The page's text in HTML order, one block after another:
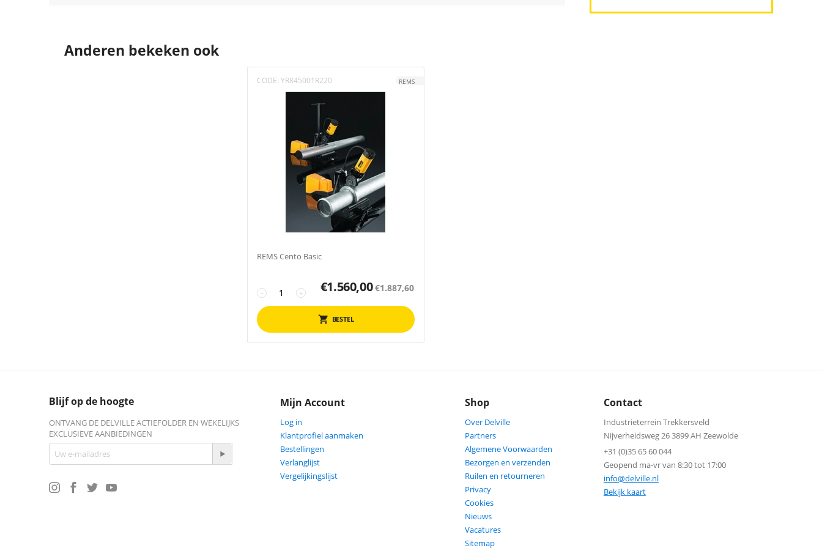
Anderen bekeken ook
CODE: YR845001R220 REMS
REMS Cento Basic
+
− €1.560,00 €1.887,60
BESTEL
Blijf op de hoogte
ONTVANG DE DELVILLE ACTIEFOLDER EN WEKELIJKS
EXCLUSIEVE AANBIEDINGEN
Mijn Account
Log in
Klantprofiel aanmaken
Bestellingen
Verlanglijst
Vergelijkingslijst
Shop
Over Delville
Partners
Algemene Voorwaarden
Bezorgen en verzenden
Ruilen en retourneren
Privacy
Cookies
Nieuws
Vacatures
Sitemap
Contact
Industrieterrein Trekkersveld
Nijverheidsweg 26 3899 AH Zeewolde
+31 (0)35 65 60 044
Geopend ma-vr van 8:30 tot 17:00
info@delville.nl
Bekijk kaart